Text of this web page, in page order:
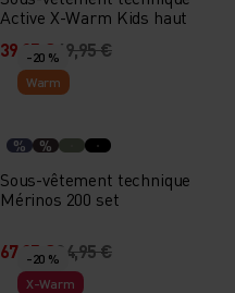
Active X-Warm Kids haut
39,95 €49,95 €
-20 %
Warm
% %
Sous-vêtement technique
Mérinos 200 set
67,95 €84,95 €
-20 %
X-Warm